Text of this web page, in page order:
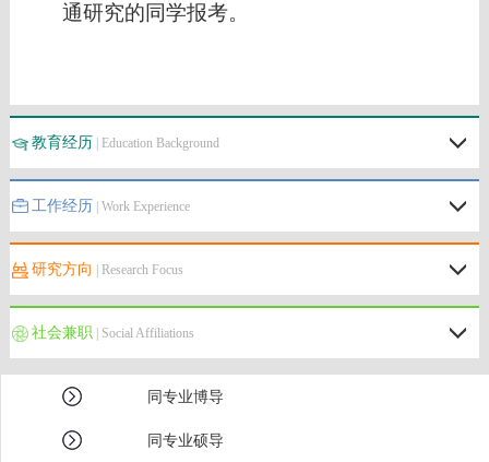
通研究的同学报考。
教育经历 | Education Background
工作经历 | Work Experience
研究方向 | Research Focus
社会兼职| Social Affiliations
同专业博导
同专业硕导